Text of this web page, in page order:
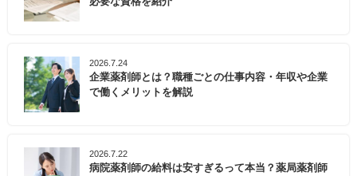
2026.7.24
企業薬剤師とは？職種ごとの仕事内容・年収や企業
で働くメリットを解説
2026.7.22
病院薬剤師の給料は安すぎるって本当？薬局薬剤師